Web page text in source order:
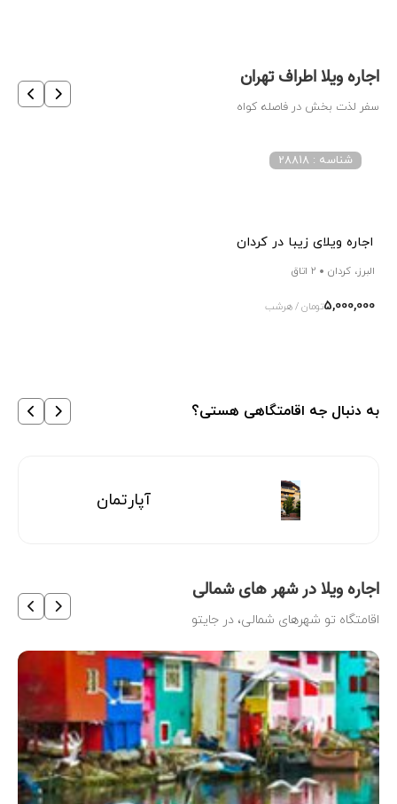
اجاره ویلا اطراف تهران
سفر لذت بخش در فاصله کواه
اجاره ویلای زیبا در کردان
شناسه : 28818
البرز، کردان 2 اتاق
5,000,000تومان / هرشب
به دنبال جه اقامتگاهی هستی؟
آپارتمان
اجاره ویلا در شهر های شمالی
اقامتگاه تو شهرهای شمالی، در جایتو